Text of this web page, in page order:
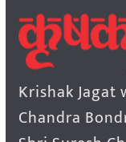
Krishak Jagat
Chandra